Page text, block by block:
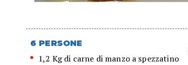
6 PERSONE
1,2 Kg di carne di manzo a spezzatino